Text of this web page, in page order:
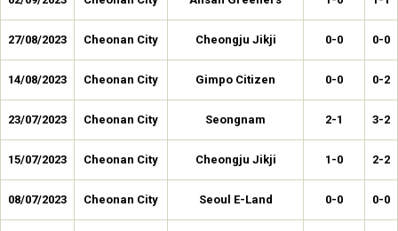
27/08/2023 Cheonan City Cheongju Jikji 0-0 0-0
14/08/2023 Cheonan City Gimpo Citizen 0-0 0-2
23/07/2023 Cheonan City Seongnam 2-1 3-2
15/07/2023 Cheonan City Cheongju Jikji 1-0 2-2
08/07/2023 Cheonan City Seoul E-Land 0-0 0-0